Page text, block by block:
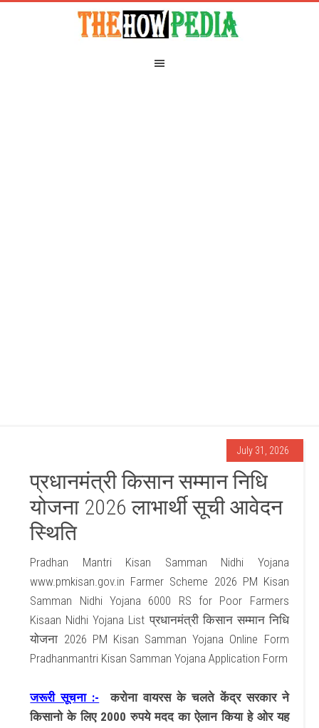
July 31, 2026
प्रधानमंत्री किसान सम्मान निधि
योजना 2026 लाभार्थी सूची आवेदन
स्थिति
Pradhan Mantri Kisan Samman Nidhi Yojana
www.pmkisan.gov.in Farmer Scheme 2026 PM Kisan
Samman Nidhi Yojana 6000 RS for Poor Farmers
Kisaan Nidhi Yojana List प्रधानमंत्री किसान सम्मान निधि
योजना 2026 PM Kisan Samman Yojana Online Form
Pradhanmantri Kisan Samman Yojana Application Form
जरूरी सूचना :-
करोना वायरस के चलते केंद्र सरकार ने
किसानो के लिए 2000 रुपये मदद का ऐलान किया हे ओर यह